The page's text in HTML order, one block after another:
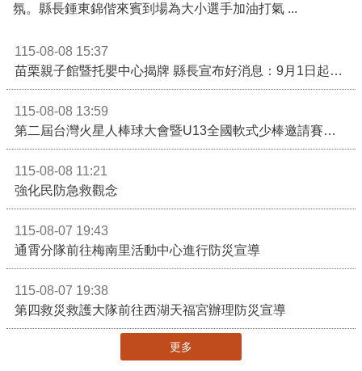
氛。縣長鍾東錦偕來賓到場為大小選手加油打氣 ...
115-08-08 15:37
苗栗親子館暨托嬰中心揭牌 縣長宣布好消息：9月1日起調降臨時托嬰費用
115-08-08 13:59
第二屆台灣火星人棒球大會暨U13全國軟式少棒邀請賽在苗栗舉辦
115-08-08 11:21
強化民防急救觀念
115-08-07 19:43
通霄分隊前往梅南里活動中心進行防災宣導
115-08-07 19:38
第四救災救護大隊前往西湖天福宮辦理防災宣導
更多